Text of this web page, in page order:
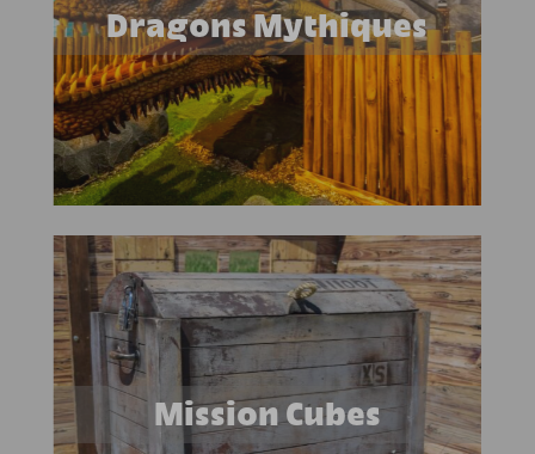
Dragons Mythiques
Mission Cubes